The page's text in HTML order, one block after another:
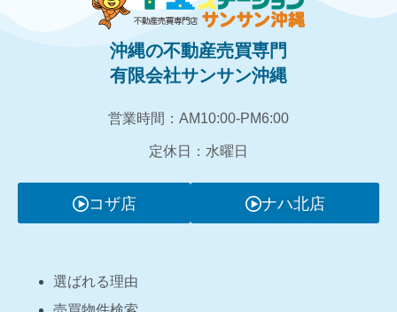
沖縄の不動産売買専門
有限会社サンサン沖縄
営業時間：AM10:00‐PM6:00
定休日：水曜日
コザ店 ナハ北店
選ばれる理由